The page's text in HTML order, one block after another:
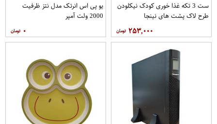
ست 3 تکه غذا خوری کودک نیکلودن
طرح لاک پشت های نینجا
۲۵۳,۰۰۰
یو پی اس انرتک مدل نتز ظرفیت
2000 ولت آمپر
۰